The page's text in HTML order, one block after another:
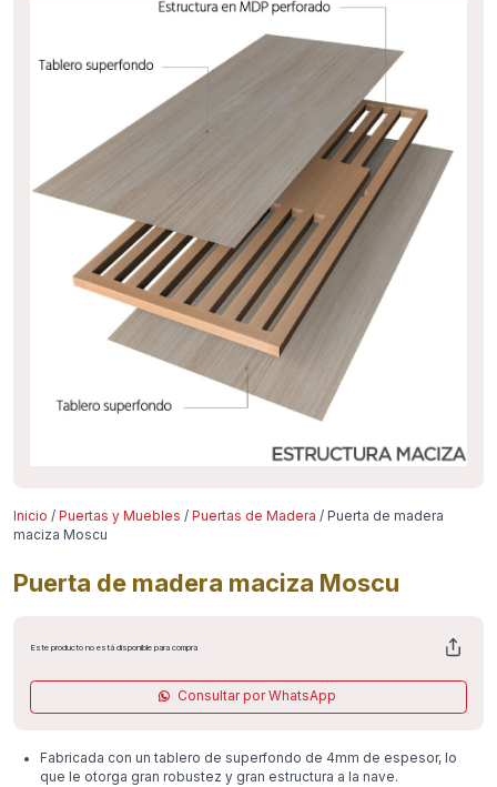
Inicio / Puertas y Muebles / Puertas de Madera / Puerta de madera
maciza Moscu
Puerta de madera maciza Moscu
Este producto no está disponible para compra
Consultar por WhatsApp
Fabricada con un tablero de superfondo de 4mm de espesor, lo
que le otorga gran robustez y gran estructura a la nave.